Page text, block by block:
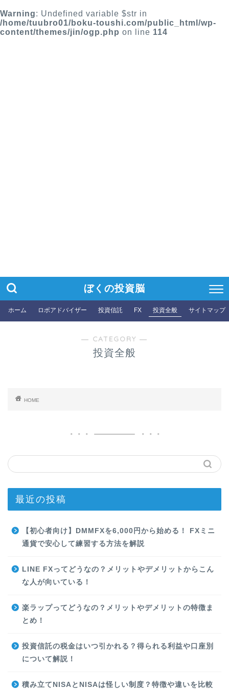
Warning: Undefined variable $str in
/home/tuubro01/boku-toushi.com/public_html/wp-
content/themes/jin/ogp.php on line 114
ぼくの投資脳
ホーム ロボアドバイザー 投資信託 FX 投資全般 サイトマップ
― CATEGORY ―
投資全般
HOME
最近の投稿
【初心者向け】DMMFXを6,000円から始める！ FXミニ
通貨で安心して練習する方法を解説
LINE FXってどうなの？メリットやデメリットからこん
な人が向いている！
楽ラップってどうなの？メリットやデメリットの特徴ま
とめ！
投資信託の税金はいつ引かれる？得られる利益や口座別
について解説！
積み立てNISAとNISAは怪しい制度？特徴や違いを比較